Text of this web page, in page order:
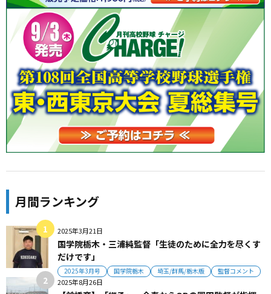
月間ランキング
2025年3月21日
国学院栃木・三浦純監督「生徒のために全力を尽くす
だけです」
2025年3月号 国学院栃木 埼玉/群馬/栃木版 監督コメント
2025年8月26日